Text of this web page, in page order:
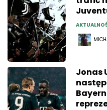
Jonas